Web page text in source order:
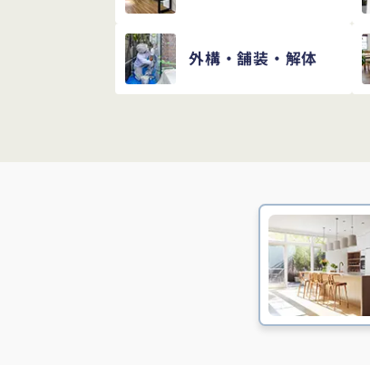
外構・舗装・解体